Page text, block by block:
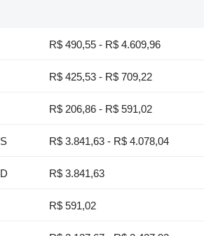
R$ 490,55 - R$ 4.609,96
R$ 425,53 - R$ 709,22
R$ 206,86 - R$ 591,02
R$ 3.841,63 - R$ 4.078,04
R$ 3.841,63
R$ 591,02